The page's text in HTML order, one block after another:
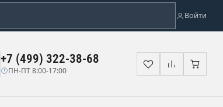
Войти
+7 (499) 322-38-68
ПН-ПТ 8:00-17:00 Избранное